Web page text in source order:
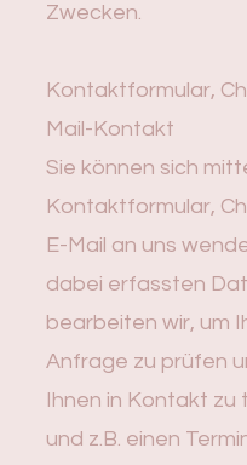
Zwecken.
Kontaktformular,
Mail-Kontakt
Sie können sich
Kontaktformular,
E-Mail an uns
dabei erfassten
bearbeiten wir, um
Anfrage zu prüfen
Ihnen in Kontakt zu
und z.B. einen